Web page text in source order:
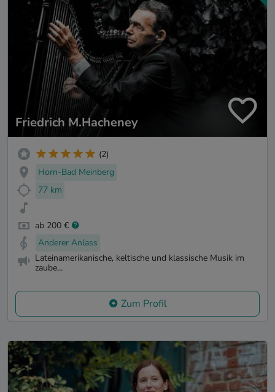
Friedrich M.Hacheney
(2)
Horn-Bad Meinberg
77 km
ab 200 €
Anderer Anlass
Lateinamerikanische, keltische und klassische Musik im
zaube...
Zum Profil